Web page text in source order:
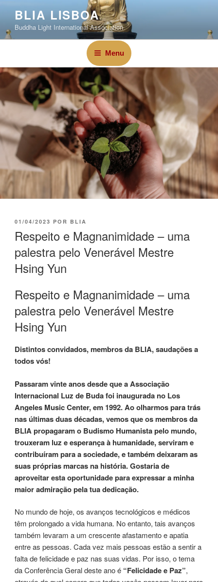
BLIA LISBOA
Buddha Light International Association
Menu
01/04/2023 POR BLIA
Respeito e Magnanimidade – uma
palestra pelo Venerável Mestre
Hsing Yun
Respeito e Magnanimidade – uma
palestra pelo Venerável Mestre
Hsing Yun
Distintos convidados, membros da BLIA, saudações a
todos vós!
Passaram vinte anos desde que a Associação
Internacional Luz de Buda foi inaugurada no Los
Angeles Music Center, em 1992. Ao olharmos para trás
nas últimas duas décadas, vemos que os membros da
BLIA propagaram o Budismo Humanista pelo mundo,
trouxeram luz e esperança à humanidade, serviram e
contribuíram para a sociedade, e também deixaram as
suas próprias marcas na história. Gostaria de
aproveitar esta oportunidade para expressar a minha
maior admiração pela tua dedicação.
No mundo de hoje, os avanços tecnológicos e médicos
têm prolongado a vida humana. No entanto, tais avanços
também levaram a um crescente afastamento e apatia
entre as pessoas. Cada vez mais pessoas estão a sentir a
falta de felicidade e paz nas suas vidas. Por isso, o tema
da Conferência Geral deste ano é “Felicidade e Paz”,